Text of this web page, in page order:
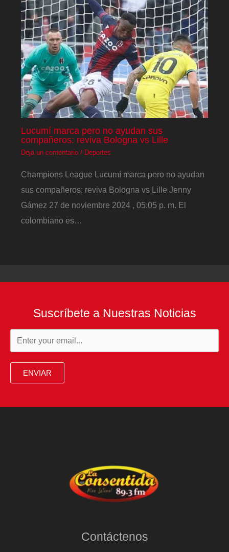
Lucumí marca pero no ayudan sus
compañeros: reviva Bologna vs Lille
Deja un comentario / Deportes
Champions League Lucumí marca pero no ayudan
sus compañeros: reviva Bologna vs Lille Jenny
Gámez 27 de noviembre 2024 , 05:05 p. m. El
colombiano es…
Suscríbete a Nuestras Noticias
ENVIAR
Contáctenos